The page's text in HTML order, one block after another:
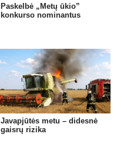
Paskelbė „Metų ūkio”
konkurso nominantus
Javapjūtės metu – didesnė
gaisrų rizika